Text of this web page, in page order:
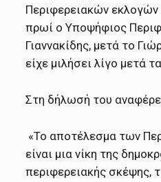
Περιφερειακών
πρωί ο Υποψήφιος
Γιαννακίδης, μετά το
είχε μιλήσει λίγο μετά
Στη δήλωσή του
«Το αποτέλεσμα των
είναι μια νίκη της
περιφερειακής σκέψης,